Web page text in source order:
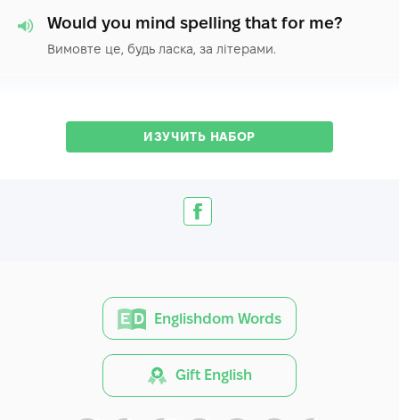
Would you mind spelling that for me?
Вимовте це, будь ласка, за літерами.
ИЗУЧИТЬ НАБОР
Englishdom Words
Gift English